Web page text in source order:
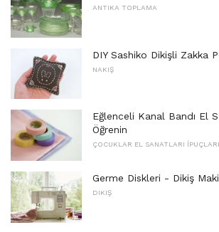
ANTIKA TOPLAMA
DIY Sashiko Dikişli Zakka
NAKIŞ
Eğlenceli Kanal Bandı El
Öğrenin
ÇOCUKLAR EL SANATLARI İPUÇLARI
Germe Diskleri - Dikiş
DIKIŞ